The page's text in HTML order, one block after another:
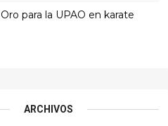
Oro para la UPAO en karate
ARCHIVOS